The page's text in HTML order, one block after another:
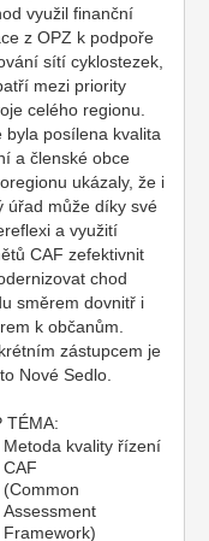
využil finanční
z OPZ k podpoře
sítí cyklostezek,
mezi priority
celého regionu.
byla posílena kvalita
a členské obce
ukázaly, že i
úřad může díky své
a využití
CAF zefektivnit
chod
směrem dovnitř i
k občanům.
zástupcem je
Nové Sedlo.
TÉMA:
Metoda kvality řízení
CAF
(Common
Assessment
Framework)